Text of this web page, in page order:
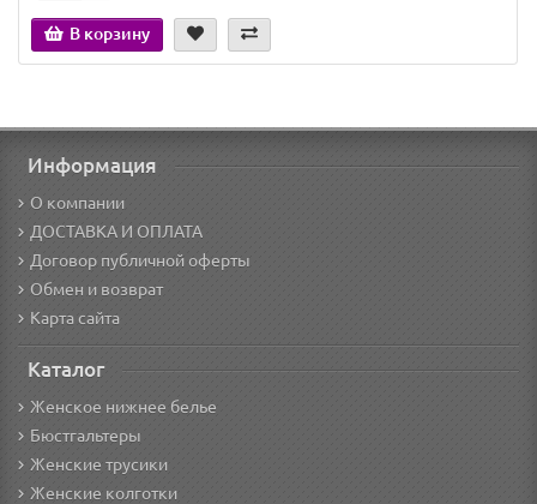
В корзину
Информация
О компании
ДОСТАВКА И ОПЛАТА
Договор публичной оферты
Обмен и возврат
Карта сайта
Каталог
Женское нижнее белье
Бюстгальтеры
Женские трусики
Женские колготки